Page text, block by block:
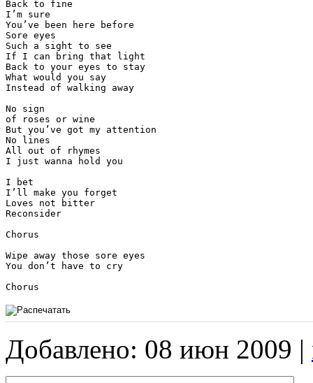
Back to fine
I’m sure
You’ve been here before
Sore eyes
Such a sight to see
If I can bring that light
Back to your eyes to stay
What would you say
Instead of walking away
No sign
of roses or wine
But you’ve got my attention
No lines
All out of rhymes
I just wanna hold you
I bet
I’ll make you forget
Loves not bitter
Reconsider
Chorus
Wipe away those sore eyes
You don’t have to cry
Chorus
Добавлено: 08 июн 2009 |